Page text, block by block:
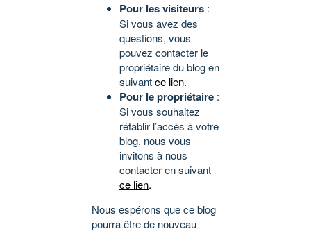
Pour les visiteurs :
Si vous avez des
questions, vous
pouvez contacter le
propriétaire du blog en
suivantce lien.
Pour le propriétaire :
Si vous souhaitez
rétablir l’accès à votre
blog, nous vous
invitons à nous
contacter en suivant
ce lien.
Nous espérons que ce blog
pourra être de nouveau